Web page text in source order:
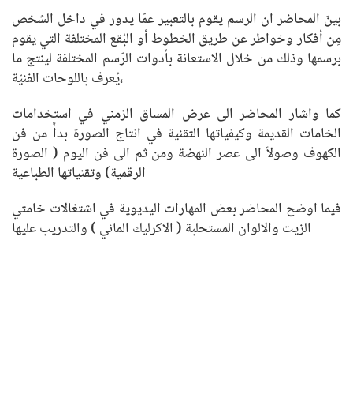
بينَ المحاضر ان الرسم يقوم بالتعبير عمّا يدور في داخل الشخص
مِن أفكار وخواطر عن طريق الخطوط أو البُقع المختلفة التي يقوم
برسمها وذلك من خلال الاستعانة بأدوات الرّسم المختلفة لينتج ما
يُعرف باللوحات الفنيّة،
كما واشار المحاضر الى عرض المساق الزمني في استخدامات
الخامات القديمة وكيفياتها التقنية في انتاج الصورة بدأً من فن
الكهوف وصولاً الى عصر النهضة ومن ثم الى فن اليوم ( الصورة
الرقمية) وتقنياتها الطباعية
فيما اوضح المحاضر بعض المهارات اليديوية في اشتغالات خامتي
الزيت والالوان المستحلبة ( الاكرليك المائي ) والتدريب عليها